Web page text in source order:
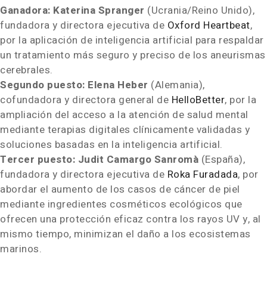
Ganadora: Katerina Spranger (Ucrania/Reino Unido),
fundadora y directora ejecutiva de Oxford Heartbeat,
por la aplicación de inteligencia artificial para respaldar
un tratamiento más seguro y preciso de los aneurismas
cerebrales.
Segundo puesto: Elena Heber (Alemania),
cofundadora y directora general de HelloBetter, por la
ampliación del acceso a la atención de salud mental
mediante terapias digitales clínicamente validadas y
soluciones basadas en la inteligencia artificial.
Tercer puesto: Judit Camargo Sanromà (España),
fundadora y directora ejecutiva de Roka Furadada, por
abordar el aumento de los casos de cáncer de piel
mediante ingredientes cosméticos ecológicos que
ofrecen una protección eficaz contra los rayos UV y, al
mismo tiempo, minimizan el daño a los ecosistemas
marinos.